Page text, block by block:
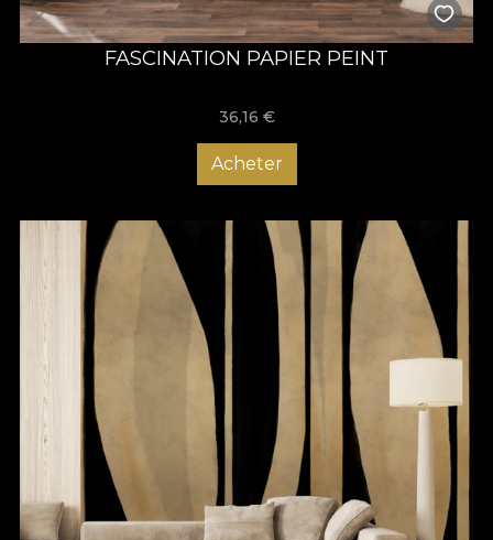
FASCINATION PAPIER PEINT
36,16 €
Acheter